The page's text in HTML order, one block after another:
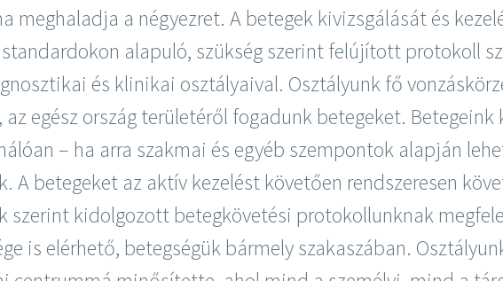
meghaladja a négyezret. A betegek kivizsgálását és
alapuló, szükség szerint felújított protokoll
és klinikai osztályaival. Osztályunk fő
egész ország területéről fogadunk betegeket. Betegeink
– ha arra szakmai és egyéb szempontok alapján
A betegeket az aktív kezelést követően rendszeresen
szerint kidolgozott betegkövetési protokollunknak
is elérhető, betegségük bármely szakaszában.